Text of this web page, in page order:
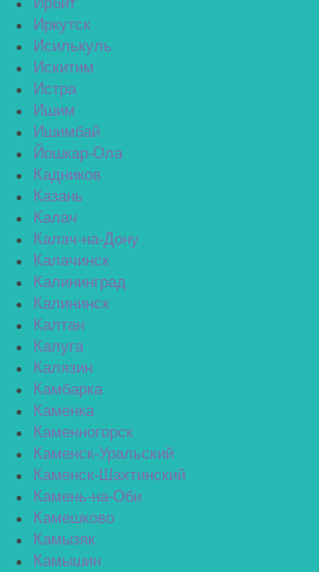
Ирбит
Иркутск
Исилькуль
Искитим
Истра
Ишим
Ишимбай
Йошкар-Ола
Кадников
Казань
Калач
Калач-на-Дону
Калачинск
Калининград
Калининск
Калтан
Калуга
Калязин
Камбарка
Каменка
Каменногорск
Каменск-Уральский
Каменск-Шахтинский
Камень-на-Оби
Камешково
Камызяк
Камышин